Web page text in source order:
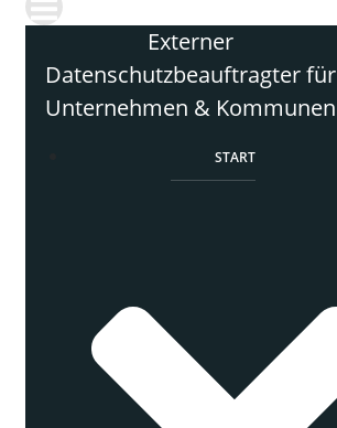
Externer
Datenschutzbeauftragter für
Unternehmen & Kommunen
START